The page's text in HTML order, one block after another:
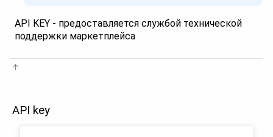
API KEY - предоставляется службой технической
поддержки маркетплейса
API key